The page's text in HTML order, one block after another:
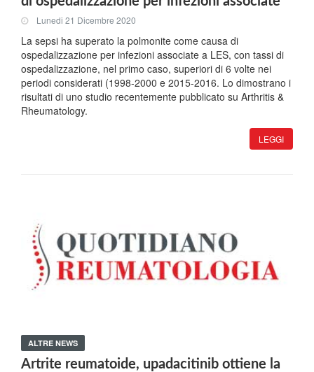
Lunedi 21 Dicembre 2020
La sepsi ha superato la polmonite come causa di
ospedalizzazione per infezioni associate a LES, con tassi di
ospedalizzazione, nel primo caso, superiori di 6 volte nei
periodi considerati (1998-2000 e 2015-2016. Lo dimostrano i
risultati di uno studio recentemente pubblicato su Arthritis &
Rheumatology.
LEGGI
ALTRE NEWS
Artrite reumatoide, upadacitinib ottiene la